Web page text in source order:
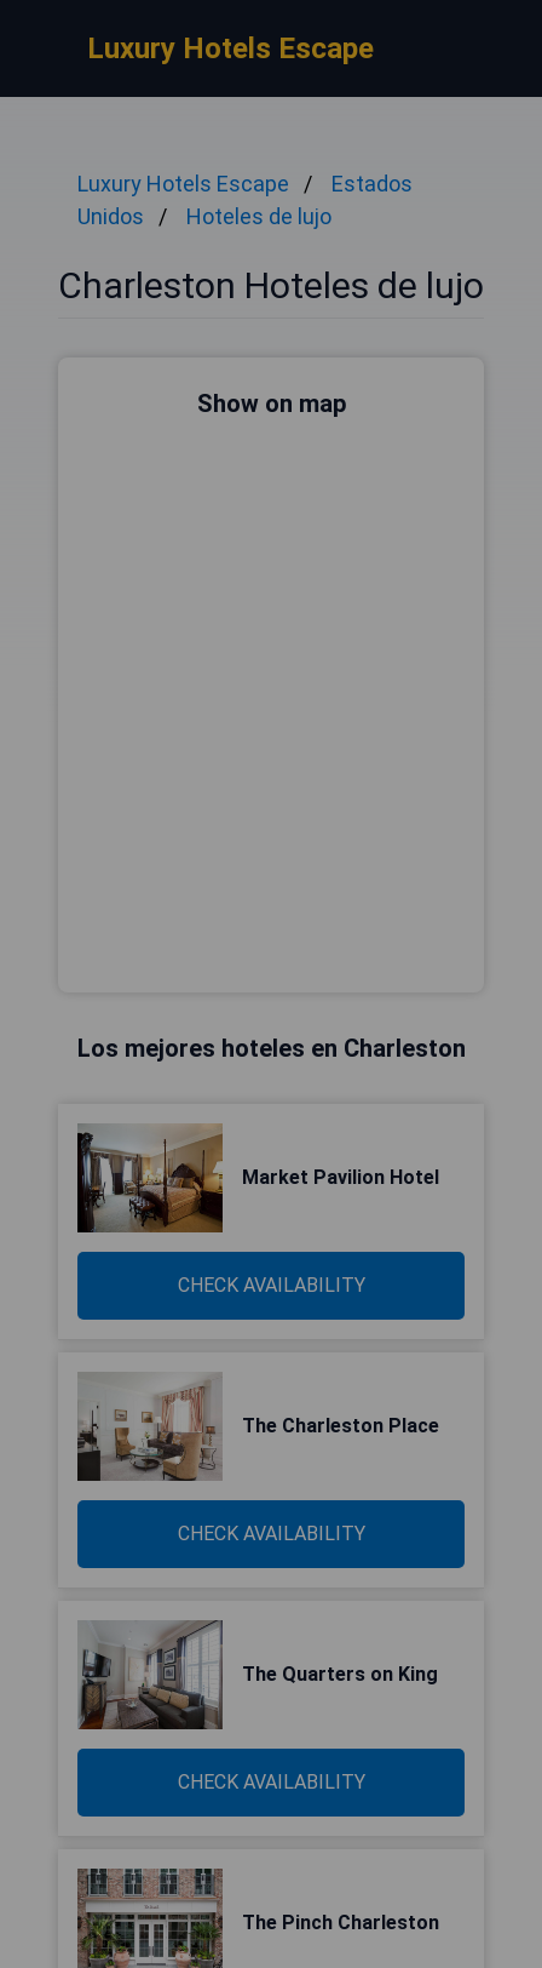
Luxury Hotels Escape
Luxury Hotels Escape
Estados
Unidos
Hoteles de lujo
Charleston Hoteles de lujo
Show on map
Los mejores hoteles en Charleston
Market Pavilion Hotel
CHECK AVAILABILITY
The Charleston Place
CHECK AVAILABILITY
The Quarters on King
CHECK AVAILABILITY
The Pinch Charleston